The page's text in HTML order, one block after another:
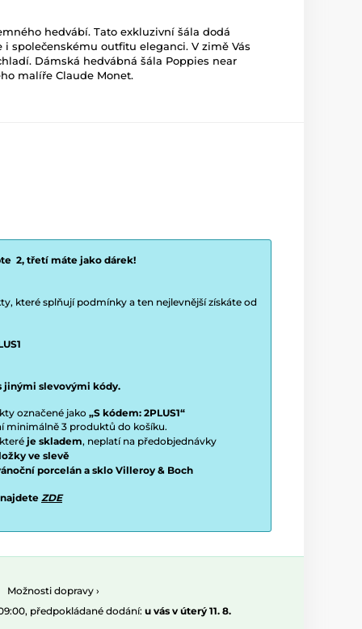
hedvábí. Tato exkluzivní šála dodá
společenskému outfitu eleganci. V zimě Vás
Dámská hedvábná šála Poppies near
malíře Claude Monet.
2, třetí máte jako dárek!
které splňují podmínky a ten nejlevnější získáte od
jinými slevovými kódy.
označené jako „S kódem: 2PLUS1“
minimálně 3 produktů do košíku.
je skladem, neplatí na předobjednávky
ve slevě
porcelán a sklo Villeroy & Boch
ZDE
Možnosti dopravy ›
předpokládané dodání: u vás v úterý 11. 8.